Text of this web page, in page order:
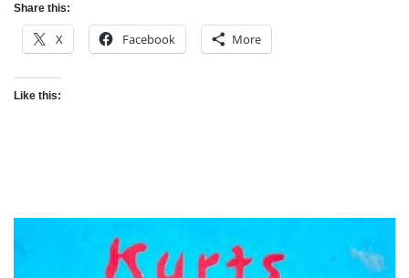
Share this:
X Facebook More
Like this: